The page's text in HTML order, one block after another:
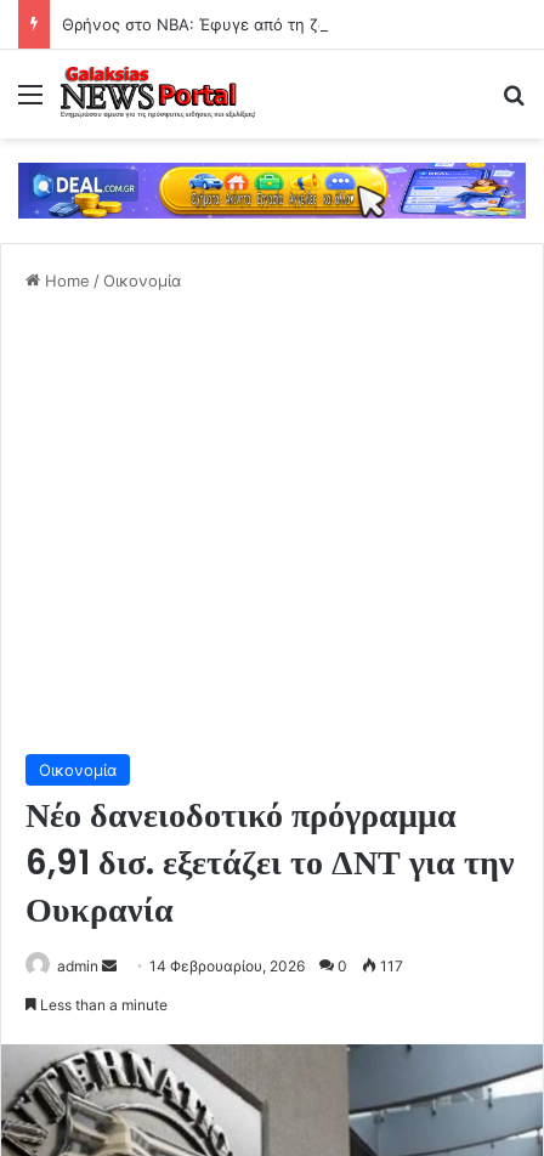
Menu
Home /Οικονομία
Οικονομία
Νέο δανειοδοτικό πρόγραμμα
6,91 δισ. εξετάζει το ΔΝΤ για την
Ουκρανία
admin
Send14 Φεβρουαρίου, 2026 0 117
Less than a minute